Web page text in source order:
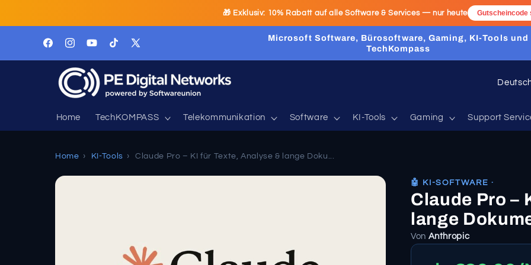
🎁 Exklusiv: 10% Rabatt auf alle Software & Services — nur heute
Inhalt
FacebookInstagramYouTubeTikTokX
Microsoft Software, Bürosoftware, Gaming, KI-Tools und
TechKompass
Home TechKOMPASS Telekommunikation Software KI-Tools Gaming Support
L
n
R
e
g
Home › KI-Tools › Claude Pro – KI für Texte, Analyse & lange Doku...
🤖 KI-SOFTWARE ·
Claude Pro –
lange
Von Anthropic